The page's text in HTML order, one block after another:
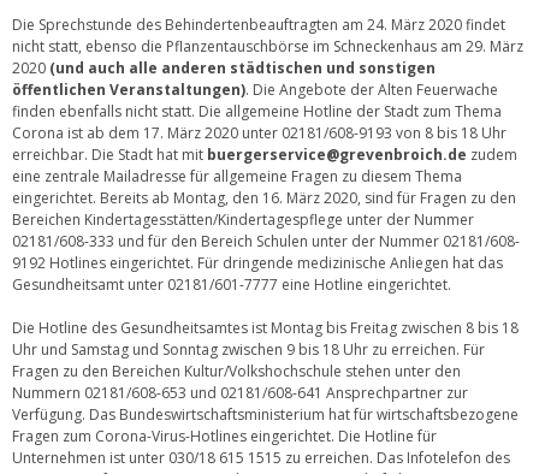
Die Sprechstunde des Behindertenbeauftragten am 24. März 2020 findet
nicht statt, ebenso die Pflanzentauschbörse im Schneckenhaus am 29. März
2020 (und auch alle anderen städtischen und sonstigen
öffentlichen Veranstaltungen). Die Angebote der Alten Feuerwache
finden ebenfalls nicht statt. Die allgemeine Hotline der Stadt zum Thema
Corona ist ab dem 17. März 2020 unter 02181/608-9193 von 8 bis 18 Uhr
erreichbar. Die Stadt hat mit buergerservice@grevenbroich.de zudem
eine zentrale Mailadresse für allgemeine Fragen zu diesem Thema
eingerichtet. Bereits ab Montag, den 16. März 2020, sind für Fragen zu den
Bereichen Kindertagesstätten/Kindertagespflege unter der Nummer
02181/608-333 und für den Bereich Schulen unter der Nummer 02181/608-
9192 Hotlines eingerichtet. Für dringende medizinische Anliegen hat das
Gesundheitsamt unter 02181/601-7777 eine Hotline eingerichtet.
Die Hotline des Gesundheitsamtes ist Montag bis Freitag zwischen 8 bis 18
Uhr und Samstag und Sonntag zwischen 9 bis 18 Uhr zu erreichen. Für
Fragen zu den Bereichen Kultur/Volkshochschule stehen unter den
Nummern 02181/608-653 und 02181/608-641 Ansprechpartner zur
Verfügung. Das Bundeswirtschaftsministerium hat für wirtschaftsbezogene
Fragen zum Corona-Virus-Hotlines eingerichtet. Die Hotline für
Unternehmen ist unter 030/18 615 1515 zu erreichen. Das Infotelefon des